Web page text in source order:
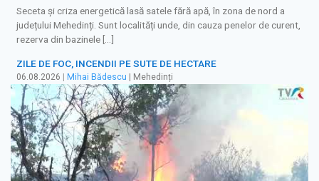
Seceta și criza energetică lasă satele fără apă, în zona de nord a
județului Mehedinți. Sunt localități unde, din cauza penelor de curent,
rezerva din bazinele […]
ZILE DE FOC, INCENDII PE SUTE DE HECTARE
06.08.2026 Mihai Bădescu | Mehedinți